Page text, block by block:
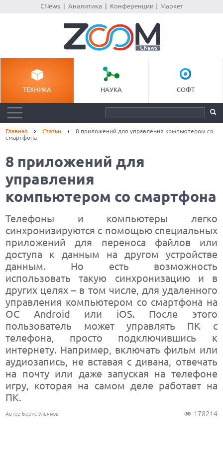
CNews| Аналитика Конференции Маркет
ТЕХНИКА НАУКА СОФТ
Главная Статьи
8 приложений для управления компьютером со
смартфона
8 приложений для
управления
компьютером со смартфона
Телефоны и компьютеры легко
синхронизируются с помощью специальных
приложений для переноса файлов или
доступа к данным на другом устройстве
данным. Но есть возможность
использовать такую синхронизацию и в
других целях – в том числе, для удаленного
управления компьютером со смартфона на
ОС Android или iOS. После этого
пользователь может управлять ПК с
телефона, просто подключившись к
интернету. Например, включать фильм или
аудиозапись, не вставая с дивана, отвечать
на почту или даже запуская на телефоне
игру, которая на самом деле работает на
ПК.
Автор Борис Ульянов 178214